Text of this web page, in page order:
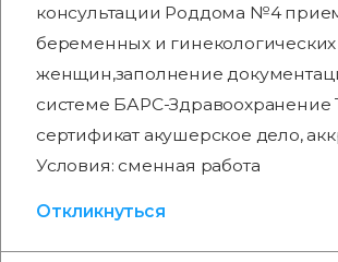
консультации Роддома №4
беременных и гинекологических
женщин,заполнение
системе БАРС-Здравоохранение
сертификат акушерское дело,
Условия: сменная работа
Откликнуться